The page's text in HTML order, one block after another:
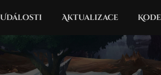
Události Aktualizace